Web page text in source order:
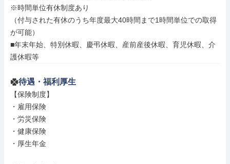
※時間単位有休制度あり
（付与された有休のうち年度最大40時間まで1時間単位での取得
が可能）
■年末年始、特別休暇、慶弔休暇、産前産後休暇、育児休暇、介
護休暇等
待遇・福利厚生
【保険制度】
・雇用保険
・労災保険
・健康保険
・厚生年金